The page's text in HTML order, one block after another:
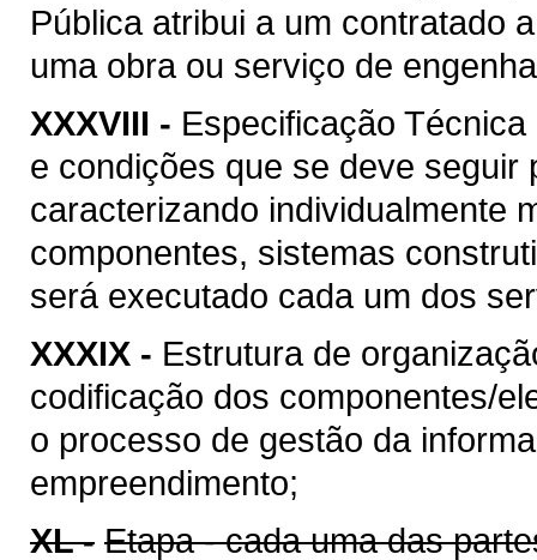
Pública atribui a um contratado
uma obra ou serviço de
XXXVIII - Especificação
e condições que se deve seguir
caracterizando individualmente
componentes, sistemas
será executado cada um dos
XXXIX - Estrutura de
codificação dos componentes/
o processo de gestão da
empreendimento;
XL - Etapa - cada uma das